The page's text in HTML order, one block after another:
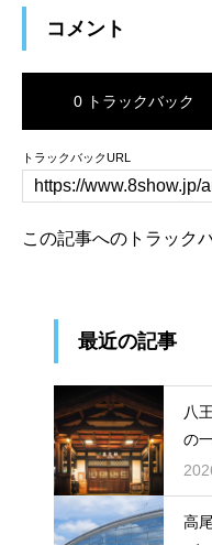
コメント
0 トラックバック
トラックバックURL
この記事へのトラック
最近の記事
八
の
学
高